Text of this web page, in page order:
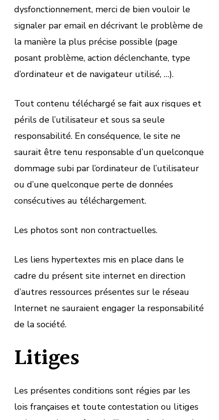
dysfonctionnement, merci de bien vouloir le
signaler par email en décrivant le problème de
la manière la plus précise possible (page
posant problème, action déclenchante, type
d’ordinateur et de navigateur utilisé, …).
Tout contenu téléchargé se fait aux risques et
périls de l’utilisateur et sous sa seule
responsabilité. En conséquence, le site ne
saurait être tenu responsable d’un quelconque
dommage subi par l’ordinateur de l’utilisateur
ou d’une quelconque perte de données
consécutives au téléchargement.
Les photos sont non contractuelles.
Les liens hypertextes mis en place dans le
cadre du présent site internet en direction
d’autres ressources présentes sur le réseau
Internet ne sauraient engager la responsabilité
de la société.
Litiges
Les présentes conditions sont régies par les
lois françaises et toute contestation ou litiges